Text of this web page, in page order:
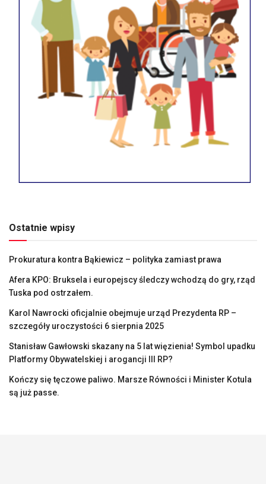
Ostatnie wpisy
Prokuratura kontra Bąkiewicz – polityka zamiast prawa
Afera KPO: Bruksela i europejscy śledczy wchodzą do gry, rząd
Tuska pod ostrzałem.
Karol Nawrocki oficjalnie obejmuje urząd Prezydenta RP –
szczegóły uroczystości 6 sierpnia 2025
Stanisław Gawłowski skazany na 5 lat więzienia! Symbol upadku
Platformy Obywatelskiej i arogancji III RP?
Kończy się tęczowe paliwo. Marsze Równości i Minister Kotula
są już passe.